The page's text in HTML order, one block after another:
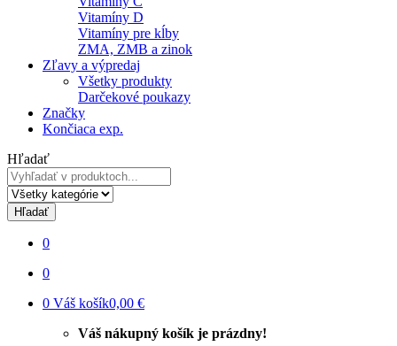
Vitamíny D
Vitamíny pre kĺby
ZMA, ZMB a zinok
Zľavy a výpredaj
Všetky produkty
Darčekové poukazy
Značky
Končiaca exp.
Hľadať
Hľadať
0
0
0 Váš košík0,00 €
Váš nákupný košík je prázdny!